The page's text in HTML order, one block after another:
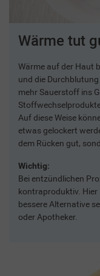
Wärme tut
Wärme auf der Haut
und die
mehr Sauerstoff ins
Auf diese Weise
etwas gelockert
dem Rücken gut,
Wichtig:
Bei entzündlichen
kontraproduktiv. Hier
bessere Alternative
oder Apotheker.